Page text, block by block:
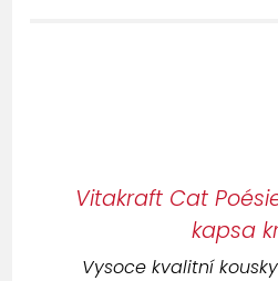
Vitakraft Cat
kapsa
Vysoce kvalitní